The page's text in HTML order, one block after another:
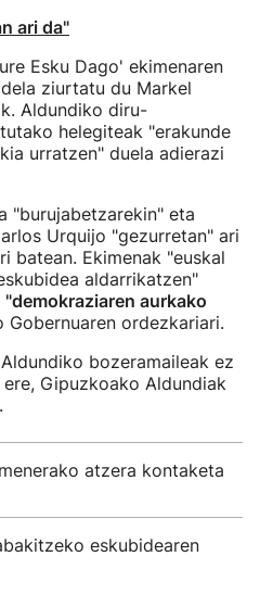
ari da"
Esku Dago' ekimenaren
ziurtatu du Markel
Aldundiko diru-
helegiteak "erakunde
urratzen" duela adierazi
"burujabetzarekin" eta
Urquijo "gezurretan" ari
batean. Ekimenak "euskal
aldarrikatzen"
"demokraziaren aurkako
Gobernuaren ordezkariari.
Aldundiko bozeramaileak ez
Gipuzkoako Aldundiak
atzera kontaketa
eskubidearen